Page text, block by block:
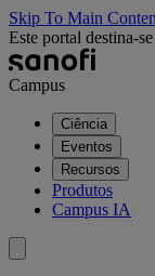
Skip To Main
Este portal destina-
Campus
Ciência
Eventos
Recursos
Produtos
Campus IA